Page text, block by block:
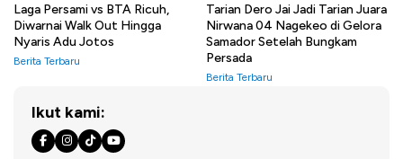
Laga Persami vs BTA Ricuh,
Diwarnai Walk Out Hingga
Nyaris Adu Jotos
Berita Terbaru
Tarian Dero Jai Jadi Tarian Juara
Nirwana 04 Nagekeo di Gelora
Samador Setelah Bungkam
Persada
Berita Terbaru
Ikut kami: